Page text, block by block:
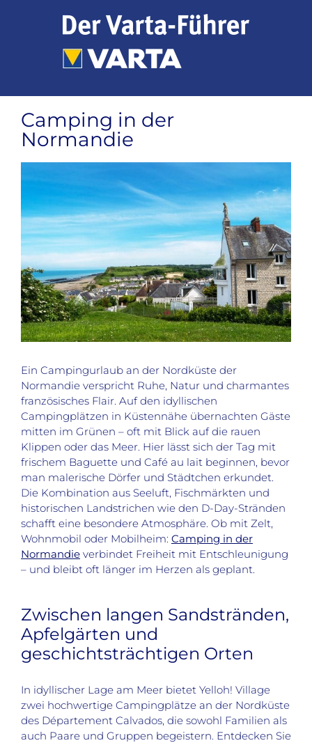
Camping in der
Normandie
grösseres
Ein Campingurlaub an der Nordküste der
Normandie verspricht Ruhe, Natur und charmantes
französisches Flair. Auf den idyllischen
Campingplätzen in Küstennähe übernachten Gäste
mitten im Grünen – oft mit Blick auf die rauen
Klippen oder das Meer. Hier lässt sich der Tag mit
frischem Baguette und Café au lait beginnen, bevor
man malerische Dörfer und Städtchen erkundet.
Die Kombination aus Seeluft, Fischmärkten und
historischen Landstrichen wie den D-Day-Stränden
schafft eine besondere Atmosphäre. Ob mit Zelt,
Wohnmobil oder Mobilheim: Camping in der
Normandieverbindet Freiheit mit Entschleunigung
– und bleibt oft länger im Herzen als geplant.
Zwischen langen Sandstränden,
Apfelgärten und
geschichtsträchtigen Orten
In idyllischer Lage am Meer bietet Yelloh! Village
zwei hochwertige Campingplätze an der Nordküste
des Département Calvados, die sowohl Familien als
auch Paare und Gruppen begeistern. Entdecken Sie